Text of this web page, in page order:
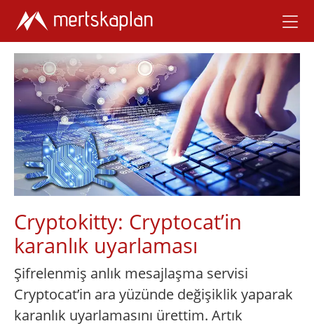
Cryptokitty: Cryptocat’in
karanlık uyarlaması
Şifrelenmiş anlık mesajlaşma servisi
Cryptocat’in ara yüzünde değişiklik yaparak
karanlık uyarlamasını ürettim. Artık